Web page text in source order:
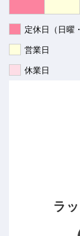
定休日（日曜
営業日
休業日
ラ